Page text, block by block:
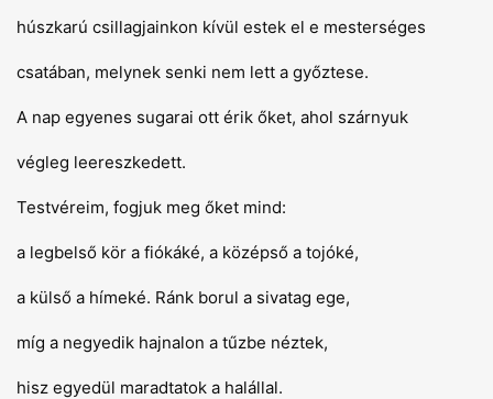
húszkarú csillagjainkon kívül estek el e mesterséges
csatában, melynek senki nem lett a győztese.
A nap egyenes sugarai ott érik őket, ahol szárnyuk
végleg leereszkedett.
Testvéreim, fogjuk meg őket mind:
a legbelső kör a fiókáké, a középső a tojóké,
a külső a hímeké. Ránk borul a sivatag ege,
míg a negyedik hajnalon a tűzbe néztek,
hisz egyedül maradtatok a halállal.